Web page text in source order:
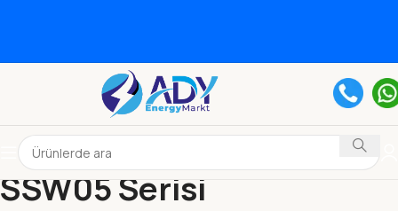
SSW05 Serisi